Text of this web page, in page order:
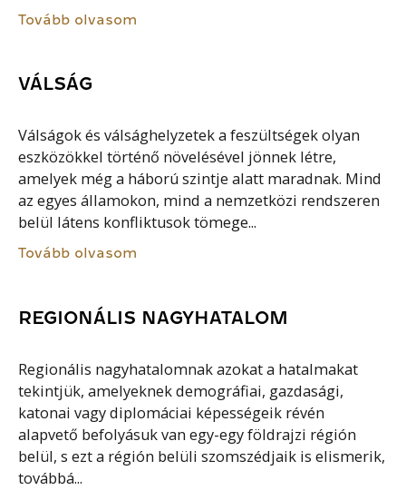
Tovább olvasom
VÁLSÁG
Válságok és válsághelyzetek a feszültségek olyan
eszközökkel történő növelésével jönnek létre,
amelyek még a háború szintje alatt maradnak. Mind
az egyes államokon, mind a nemzetközi rendszeren
belül látens konfliktusok tömege...
Tovább olvasom
REGIONÁLIS NAGYHATALOM
Regionális nagyhatalomnak azokat a hatalmakat
tekintjük, amelyeknek demográfiai, gazdasági,
katonai vagy diplomáciai képességeik révén
alapvető befolyásuk van egy-egy földrajzi régión
belül, s ezt a régión belüli szomszédjaik is elismerik,
továbbá...